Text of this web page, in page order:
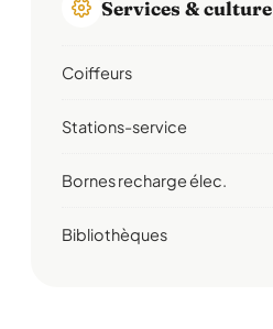
Services & culture
Coiffeurs
Stations-service
Bornes recharge élec.
Bibliothèques